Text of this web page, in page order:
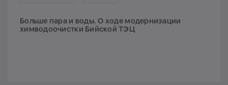
Больше пара и воды. О ходе модернизации
химводоочистки Бийской ТЭЦ